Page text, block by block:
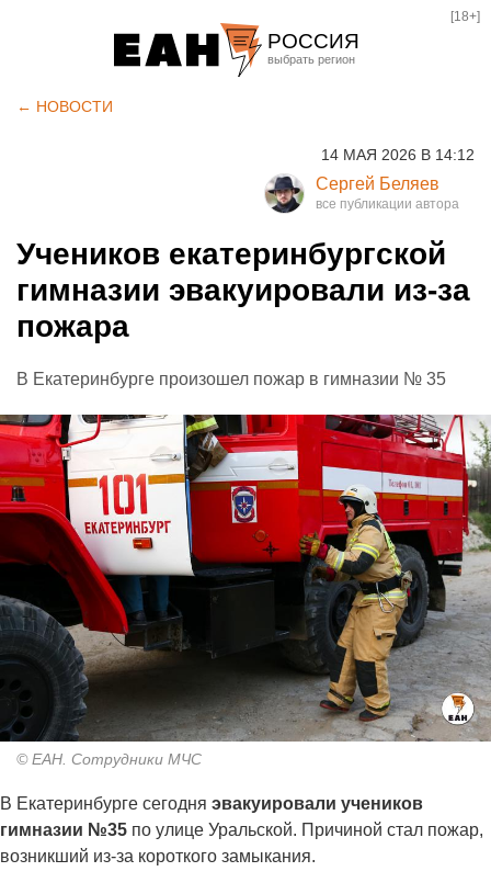
РОССИЯ
Курган
Оренбург
[18+]
← НОВОСТИ
14 МАЯ 2026 В 14:12
Сергей Беляев
Учеников екатеринбургской
гимназии эвакуировали из-за
пожара
В Екатеринбурге произошел пожар в гимназии № 35
© ЕАН. Сотрудники МЧС
В Екатеринбурге сегодня эвакуировали учеников
гимназии №35 по улице Уральской. Причиной стал пожар,
возникший из-за короткого замыкания.